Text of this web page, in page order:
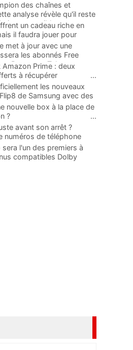
des chaînes et
analyse révèle qu'il reste
ajouts possibles
un cadeau riche en
il faudra jouer pour
met à jour avec une
les abonnés Free
et Bouygues Telecom
Prime : deux
à récupérer
...
les nouveaux
de Samsung avec des
...
nouvelle box à la place de
?
...
avant son arrêt ?
numéros de téléphone
l'un des premiers à
compatibles Dolby